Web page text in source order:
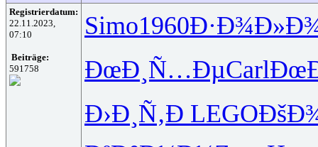
Registrierdatum:
22.11.2023,
07:10
Beiträge:
591758
Simo1960
ÐœÐ¸Ñ…ÐµCarl
Ð›Ð¸Ñ‚Ð LEGO